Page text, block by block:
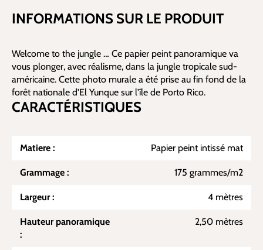
INFORMATIONS SUR LE PRODUIT
Welcome to the jungle … Ce papier peint panoramique va
vous plonger, avec réalisme, dans la jungle tropicale sud-
américaine. Cette photo murale a été prise au fin fond de la
forêt nationale d'El Yunque sur l'île de Porto Rico.
CARACTÉRISTIQUES
Matiere : Papier peint intissé mat
Grammage : 175 grammes/m2
Largeur : 4 mètres
Hauteur panoramique
:
2,50 mètres